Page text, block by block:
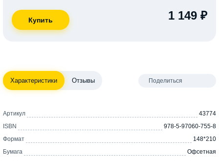
1 149 ₽
Характеристики Отзывы Поделиться
Артикул
43774
ISBN
978-5-97060-755-8
Формат
148*210
Бумага
Офсетная